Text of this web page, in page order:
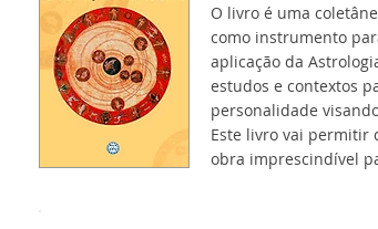
O livro é uma
como instrumento
aplicação da
estudos e contextos
personalidade
Este livro vai permitir
obra imprescindível